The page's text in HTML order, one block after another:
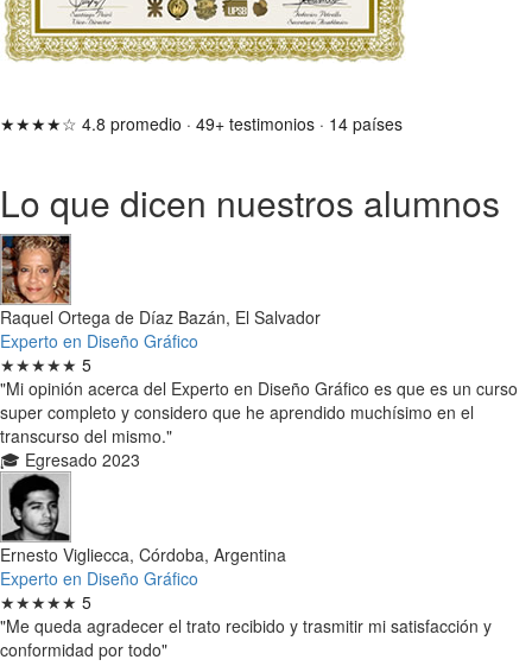
★★★★☆ 4.8 promedio · 49+ testimonios · 14 países
Lo que dicen nuestros alumnos
Raquel Ortega de Díaz Bazán, El Salvador
Experto en Diseño Gráfico
★★★★★ 5
"Mi opinión acerca del Experto en Diseño Gráfico es que es un curso
super completo y considero que he aprendido muchísimo en el
transcurso del mismo."
🎓 Egresado 2023
Ernesto Vigliecca, Córdoba, Argentina
Experto en Diseño Gráfico
★★★★★ 5
"Me queda agradecer el trato recibido y trasmitir mi satisfacción y
conformidad por todo"